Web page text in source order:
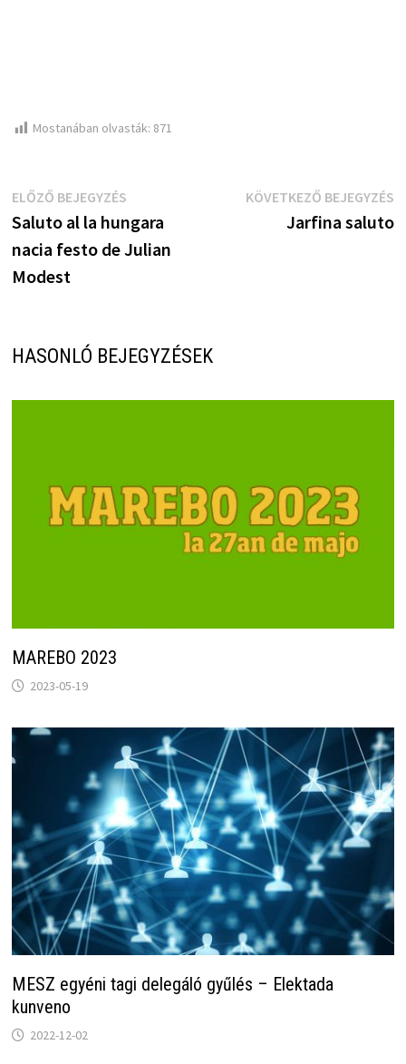
Mostanában olvasták: 871
Bejegyzés
navigáció
ELŐZŐ BEJEGYZÉSElőző
bejegyzés:
Saluto al la hungara
nacia festo de Julian
Modest
KÖVETKEZŐ BEJEGYZÉS
Jarfina saluto
HASONLÓ BEJEGYZÉSEK
MAREBO 2023
2023-05-19
MESZ egyéni tagi delegáló gyűlés – Elektada
kunveno
2022-12-02